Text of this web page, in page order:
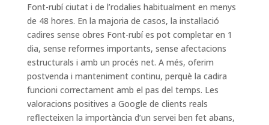
Font-rubí ciutat i de l’rodalies habitualment en menys
de 48 hores. En la majoria de casos, la instal·lació
cadires sense obres Font-rubí es pot completar en 1
dia, sense reformes importants, sense afectacions
estructurals i amb un procés net. A més, oferim
postvenda i manteniment continu, perquè la cadira
funcioni correctament amb el pas del temps. Les
valoracions positives a Google de clients reals
reflecteixen la importància d’un servei ben fet abans,